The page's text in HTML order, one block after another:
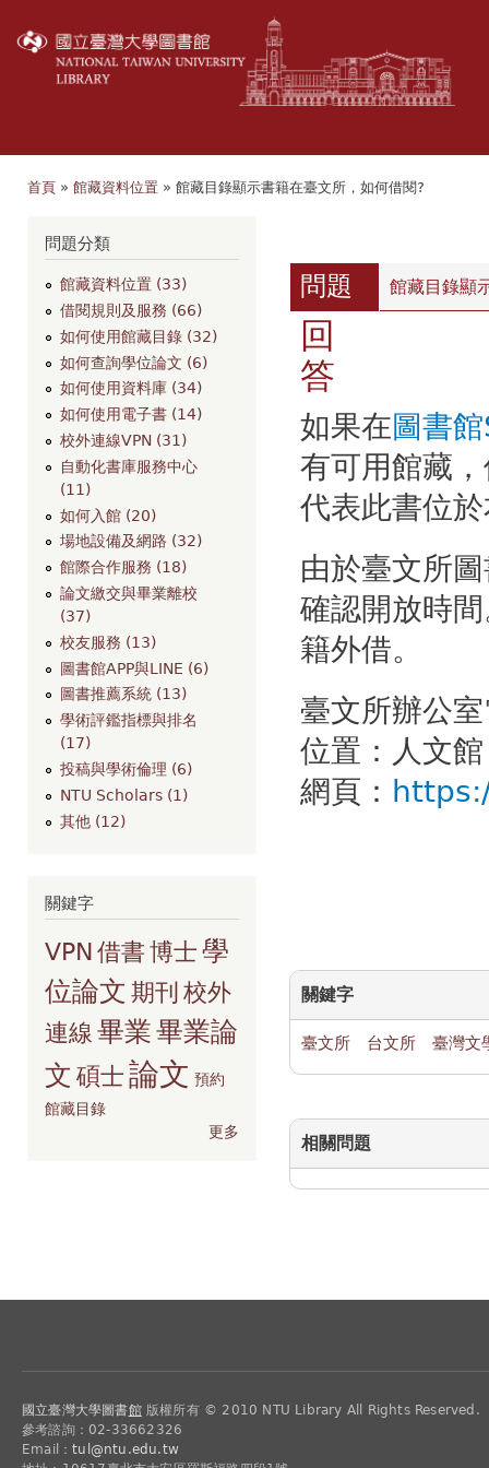
首頁 » 館藏資料位置 » 館藏目錄顯示書籍在臺文所，如何借閱?
問題分類
館藏資料位置 (33)
借閱規則及服務 (66)
如何使用館藏目錄 (32)
如何查詢學位論文 (6)
如何使用資料庫 (34)
如何使用電子書 (14)
校外連線VPN (31)
自動化書庫服務中心
(11)
如何入館 (20)
場地設備及網路 (32)
館際合作服務 (18)
論文繳交與畢業離校
(37)
校友服務 (13)
圖書館APP與LINE (6)
圖書推薦系統 (13)
學術評鑑指標與排名
(17)
投稿與學術倫理 (6)
NTU Scholars (1)
其他 (12)
關鍵字
VPN借書博士學
位論文 期刊 校外
連線 畢業畢業論
文 碩士論文 預約
館藏目錄
更多
問題 館藏目錄顯
回
答
如果在圖書
有可用館藏
代表此書位
由於臺文所
確認開放時
籍外借。
臺文所辦公
位置：人文
網頁：
關鍵字
臺文所 台文所 臺灣文
相關問題
國立臺灣大學圖書館版權所有 © 2010 NTU Library All Rights Reserved.
參考諮詢：02-33662326
Email：tul@ntu.edu.tw